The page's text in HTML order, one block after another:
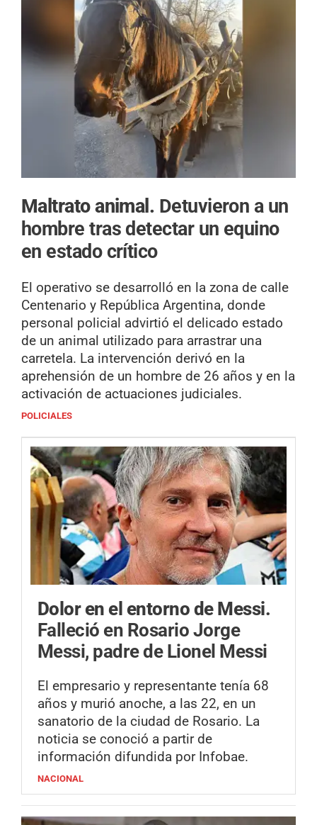
Maltrato animal. Detuvieron a un
hombre tras detectar un equino
en estado crítico
El operativo se desarrolló en la zona de calle
Centenario y República Argentina, donde
personal policial advirtió el delicado estado
de un animal utilizado para arrastrar una
carretela. La intervención derivó en la
aprehensión de un hombre de 26 años y en la
activación de actuaciones judiciales.
POLICIALES
Dolor en el entorno de Messi.
Falleció en Rosario Jorge
Messi, padre de Lionel Messi
El empresario y representante tenía 68
años y murió anoche, a las 22, en un
sanatorio de la ciudad de Rosario. La
noticia se conoció a partir de
información difundida por Infobae.
NACIONAL